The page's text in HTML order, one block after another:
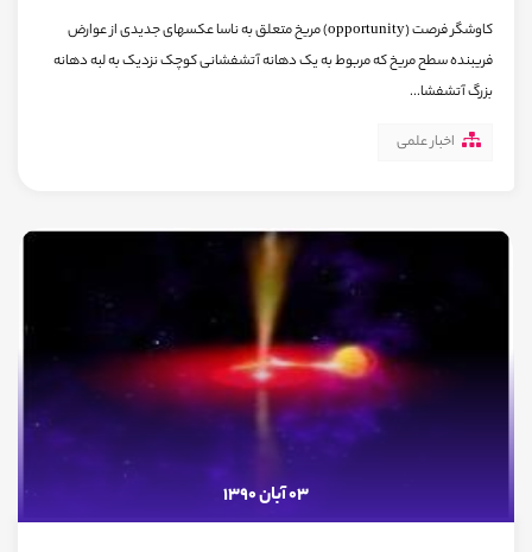
کاوشگر فرصت (opportunity) مریخ متعلق به ناسا عکسهای جدیدی از عوارض
فریبنده سطح مریخ که مربوط به یک دهانه آتشفشانی کوچک نزدیک به لبه دهانه
بزرگ آتشفشا...
اخبار علمی
03 آبان 1390